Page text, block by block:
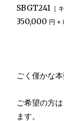
SBGT241 ［
350,000 円 +
ごく僅かな
ご希望の方
ます。